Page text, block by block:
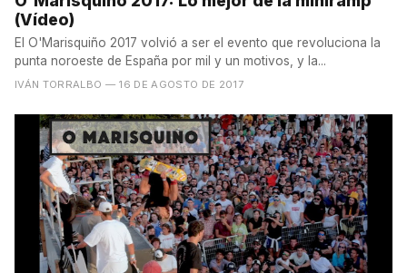
(Vídeo)
El O'Marisquiño 2017 volvió a ser el evento que revoluciona la
punta noroeste de España por mil y un motivos, y la...
IVÁN TORRALBO — 16 DE AGOSTO DE 2017